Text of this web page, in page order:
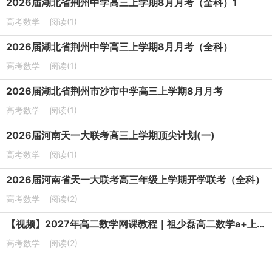
2026届湖北省荆州中学高三上学期8月月考（全科）1
高考数学 阅读(1)
2026届湖北省荆州中学高三上学期8月月考（全科）
高考数学 阅读(1)
2026届湖北省荆州市沙市中学高三上学期8月月考
高考数学 阅读(1)
2026届河南天一大联考高三上学期顶尖计划(一)
高考数学 阅读(1)
2026届河南省天一大联考高三年级上学期开学联考（全科）
高考数学 阅读(2)
【视频】2027年高二数学网课教程｜祖少磊高二数学a+上学期暑假班视频教程
高考数学 阅读(2)